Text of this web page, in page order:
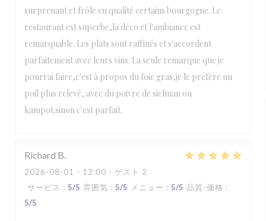
surprenant et frôle en qualité certains bourgogne. Le
restaurant est superbe,la déco et l'ambiance est
remarquable. Les plats sont raffinés et s'accordent
parfaitement avec leurs vins. La seule remarque que je
pourrai faire,c'est à propos du foie gras,je le préfère un
poil plus relevé, avec du poivre de sichuan ou
kampot.sinon c'est parfait.
Richard B
2026-08-01 - 12:00 - ゲスト 2
サービス : 5/5 雰囲気 : 5/5 メニュー : 5/5 品質-価格 :
5/5